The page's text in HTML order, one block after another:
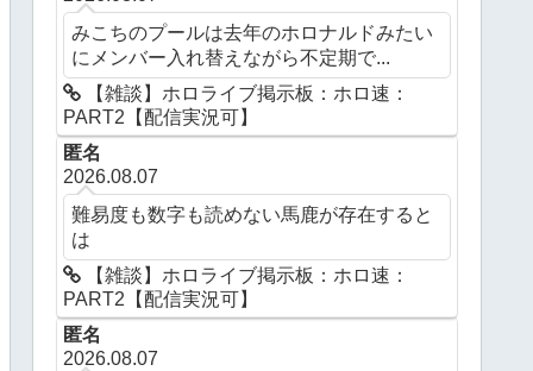
みこちのプールは去年のホロナルドみたい
にメンバー入れ替えながら不定期で...
【雑談】ホロライブ掲示板：ホロ速：
PART2【配信実況可】
匿名
2026.08.07
難易度も数字も読めない馬鹿が存在すると
は
【雑談】ホロライブ掲示板：ホロ速：
PART2【配信実況可】
匿名
2026.08.07